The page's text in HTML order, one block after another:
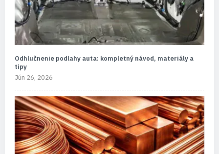
Odhlučnenie podlahy auta: kompletný návod, materiály a
tipy
Jún 26, 2026